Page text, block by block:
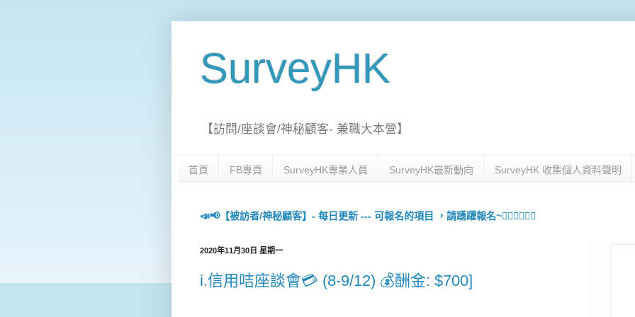
SurveyHK
【訪問/座談會/神秘顧客- 兼職大本營】
首頁 FB專頁 SurveyHK專業人員 SurveyHK最新動向 SurveyHK 收集個人資料聲明
📣📢【被訪者/神秘顧客】- 每日更新 --- 可報名的項目 ，請踴躍報名~🙋🏻‍♀️💇🏻‍♀️
2020年11月30日 星期一
i.信用咭座談會💳 (8-9/12) 💰酬金: $700]